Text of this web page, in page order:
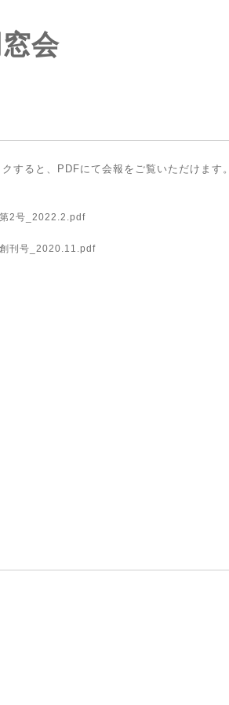
会
すると、PDFにて会報をご覧いただけます。
2号_2022.2.pdf
刊号_2020.11.pdf